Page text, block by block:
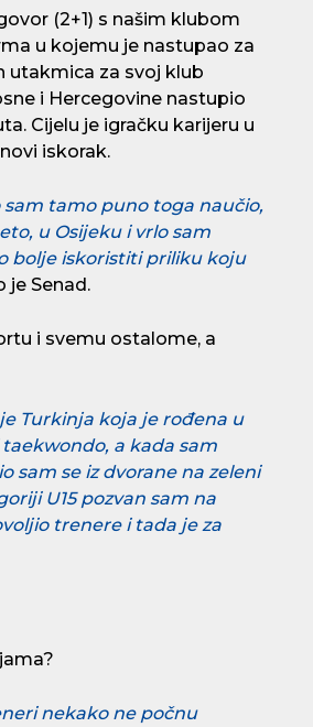
(2+1) s našim klubom
u kojemu je nastupao za
utakmica za svoj klub
i Hercegovine nastupio
Cijelu je igračku karijeru u
iskorak.
sam tamo puno toga naučio,
u Osijeku i vrlo sam
bolje iskoristiti priliku koju
je Senad.
i svemu ostalome, a
Turkinja koja je rođena u
a kada sam
sam se iz dvorane na zeleni
U15 pozvan sam na
trenere i tada je za
nekako ne počnu